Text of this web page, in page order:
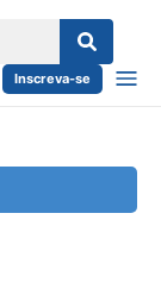
Inscreva-se